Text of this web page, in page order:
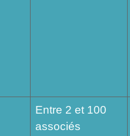
Entre 2 et 100
associés